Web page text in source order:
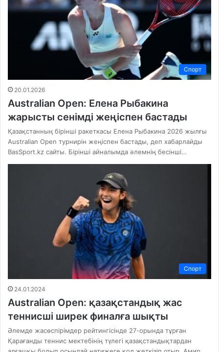
Спорт
20.01.2026
Australian Open: Елена Рыбакина
жарысты сенімді жеңіспен бастады
Қазақстанның бірінші ракеткасы Елена Рыбакина 2026 жылғы
Australian Open турнирін жеңіспен бастады, деп хабарлайды
BasSport.kz сайты. Бірінші айналымда әлемнің бесінші…
Спорт
24.01.2024
Australian Open: қазақстандық жас
теннисші ширек финалға шықты
Әлемде жасөспірімдер рейтингісінде 27-орында тұрған
Қарағанды теннис мектебінің түлегі қазақстандықтардан